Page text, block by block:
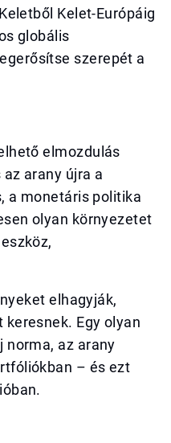
Kelet-Európáig
globális
szerepét a
elmozdulás
arany újra a
a monetáris politika
olyan környezetet
elhagyják,
Egy olyan
norma, az arany
– és ezt